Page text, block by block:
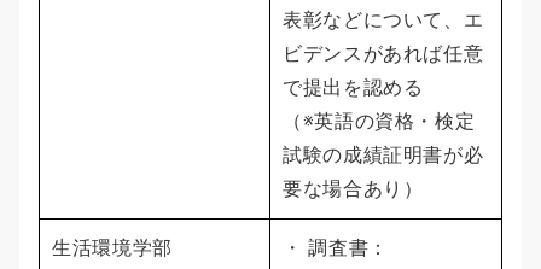
表彰などについて、エ
ビデンスがあれば任意
で提出を認める
（※英語の資格・検定
試験の成績証明書が必
要な場合あり）
生活環境学部
・ 調査書：